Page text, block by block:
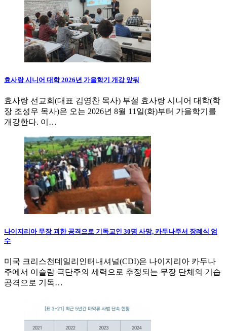
효사랑 시니어 대학 2026년 가을학기 개강 앞둬
효사랑 선교회(대표 김영찬 목사) 부설 효사랑 시니어 대학(학
장 조성우 목사)은 오는 2026년 8월 11일(화)부터 가을학기를
개강한다. 이…
나이지리아 무장 괴한 공격으로 기독교인 30명 사망, 카두나주서 장례식 엄
수
미국 크리스천데일리인터내셔널(CDI)은 나이지리아 카두나
주에서 이슬람 극단주의 세력으로 추정되는 무장 단체의 기습
공격으로 기독…